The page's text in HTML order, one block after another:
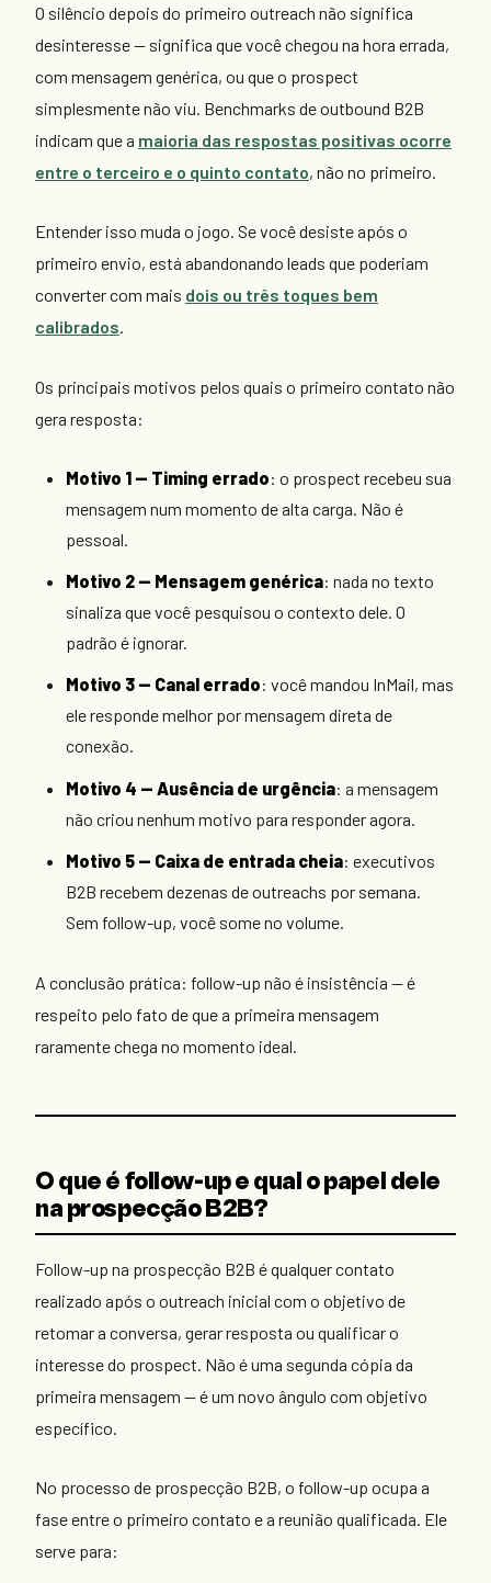
O silêncio depois do primeiro outreach não significa
desinteresse — significa que você chegou na hora errada,
com mensagem genérica, ou que o prospect
simplesmente não viu. Benchmarks de outbound B2B
indicam que a maioria das respostas positivas ocorre
entre o terceiro e o quinto contato, não no primeiro.
Entender isso muda o jogo. Se você desiste após o
primeiro envio, está abandonando leads que poderiam
converter com mais dois ou três toques bem
calibrados.
Os principais motivos pelos quais o primeiro contato não
gera resposta:
Motivo 1 — Timing errado: o prospect recebeu sua
mensagem num momento de alta carga. Não é
pessoal.
Motivo 2 — Mensagem genérica: nada no texto
sinaliza que você pesquisou o contexto dele. O
padrão é ignorar.
Motivo 3 — Canal errado: você mandou InMail, mas
ele responde melhor por mensagem direta de
conexão.
Motivo 4 — Ausência de urgência: a mensagem
não criou nenhum motivo para responder agora.
Motivo 5 — Caixa de entrada cheia: executivos
B2B recebem dezenas de outreachs por semana.
Sem follow-up, você some no volume.
A conclusão prática: follow-up não é insistência — é
respeito pelo fato de que a primeira mensagem
raramente chega no momento ideal.
O que é follow-up e qual o papel dele
na prospecção B2B?
Follow-up na prospecção B2B é qualquer contato
realizado após o outreach inicial com o objetivo de
retomar a conversa, gerar resposta ou qualificar o
interesse do prospect. Não é uma segunda cópia da
primeira mensagem — é um novo ângulo com objetivo
específico.
No processo de prospecção B2B, o follow-up ocupa a
fase entre o primeiro contato e a reunião qualificada. Ele
serve para: